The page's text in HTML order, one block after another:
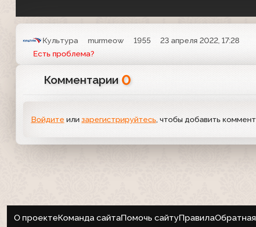
Культура murmeow 1955
23 апреля 2022, 17:28
Есть проблема?
Комментарии 0
Войдите или зарегистрируйтесь, чтобы добавить
О проектеКоманда сайтаПомочь сайтуПравилаОбратная